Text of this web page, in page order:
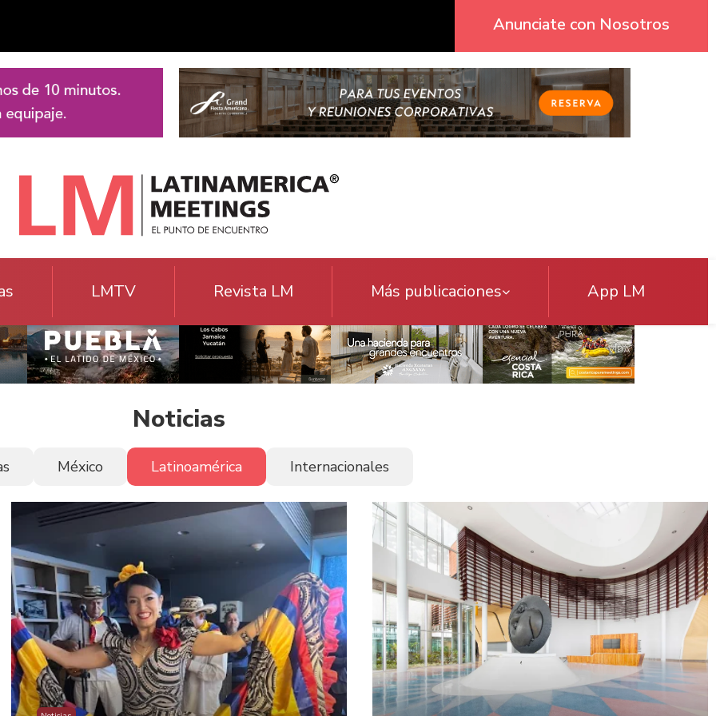
Anunciate con Nosotros
LMTV Revista LM Más publicaciones App LM
Noticias
México Latinoamérica Internacionales